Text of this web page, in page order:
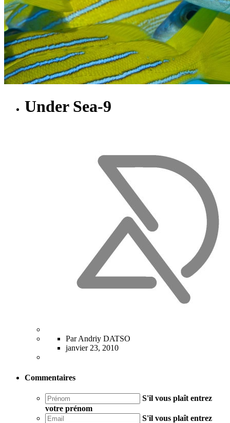
Under Sea-9
Par Andriy DATSO
janvier 23, 2010
Commentaires
S'il vous plaît entrez
votre prénom
S'il vous plaît entrez